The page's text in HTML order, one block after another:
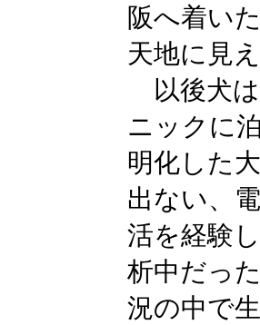
阪へ着い
天地に見
以後犬は
ニックに
明化した
出ない、
活を経験
析中だっ
況の中で